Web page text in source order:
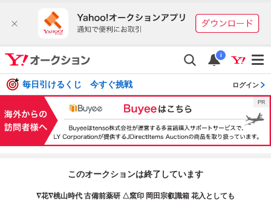
i
毎日引けるくじ 今すぐ挑戦 ログイン
このオークションは終了しています
∇花∇桃山時代 古備前薬研 △窯印 岡田宗叡識箱 花入としても